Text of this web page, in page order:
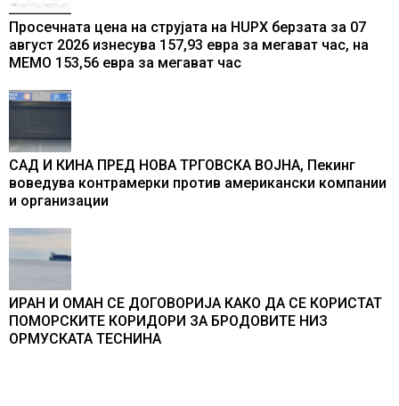
Просечната цена на струјата на HUPX берзата за 07
август 2026 изнесува 157,93 евра за мегават час, на
МЕМО 153,56 евра за мегават час
САД И КИНА ПРЕД НОВА ТРГОВСКА ВОЈНА, Пекинг
воведува контрамерки против американски компании
и организации
ИРАН И ОМАН СЕ ДОГОВОРИЈА КАКО ДА СЕ КОРИСТАТ
ПОМОРСКИТЕ КОРИДОРИ ЗА БРОДОВИТЕ НИЗ
ОРМУСКАТА ТЕСНИНА